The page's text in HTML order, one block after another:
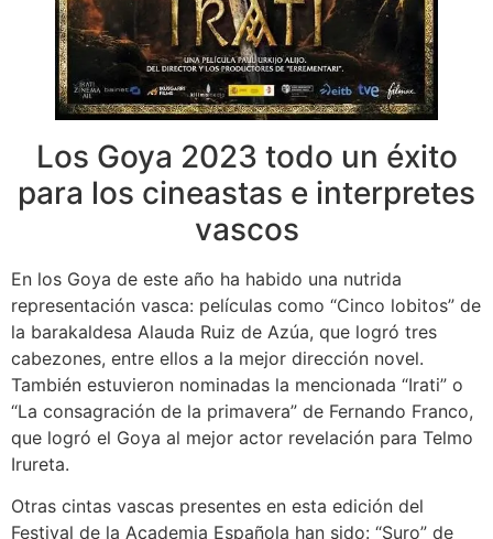
Los Goya 2023 todo un éxito
para los cineastas e interpretes
vascos
En los Goya de este año ha habido una nutrida
representación vasca: películas como “Cinco lobitos” de
la barakaldesa Alauda Ruiz de Azúa, que logró tres
cabezones, entre ellos a la mejor dirección novel.
También estuvieron nominadas la mencionada “Irati” o
“La consagración de la primavera” de Fernando Franco,
que logró el Goya al mejor actor revelación para Telmo
Irureta.
Otras cintas vascas presentes en esta edición del
Festival de la Academia Española han sido: “Suro” de